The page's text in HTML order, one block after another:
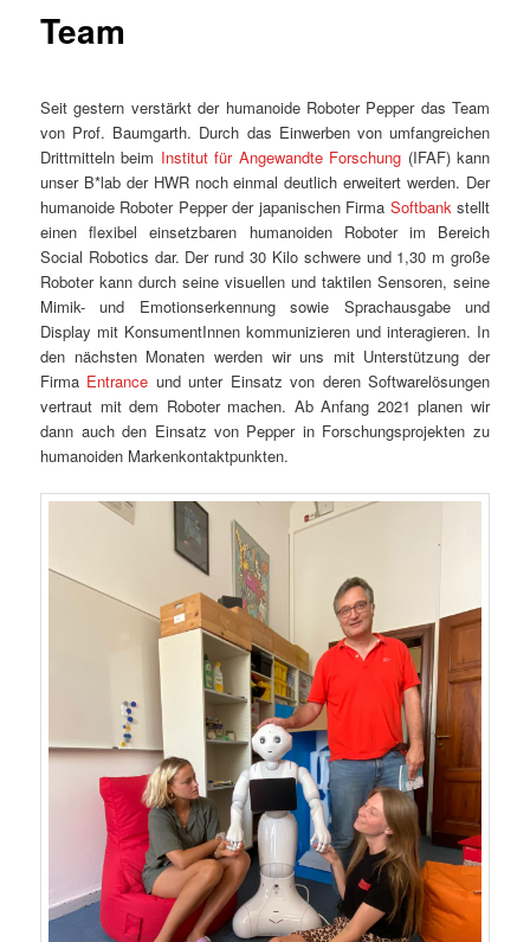
Team
Seit gestern verstärkt der humanoide Roboter Pepper das Team
von Prof. Baumgarth. Durch das Einwerben von umfangreichen
Drittmitteln beim Institut für Angewandte Forschung (IFAF) kann
unser B*lab der HWR noch einmal deutlich erweitert werden. Der
humanoide Roboter Pepper der japanischen Firma Softbank stellt
einen flexibel einsetzbaren humanoiden Roboter im Bereich
Social Robotics dar. Der rund 30 Kilo schwere und 1,30 m große
Roboter kann durch seine visuellen und taktilen Sensoren, seine
Mimik- und Emotionserkennung sowie Sprachausgabe und
Display mit KonsumentInnen kommunizieren und interagieren. In
den nächsten Monaten werden wir uns mit Unterstützung der
Firma Entrance und unter Einsatz von deren Softwarelösungen
vertraut mit dem Roboter machen. Ab Anfang 2021 planen wir
dann auch den Einsatz von Pepper in Forschungsprojekten zu
humanoiden Markenkontaktpunkten.